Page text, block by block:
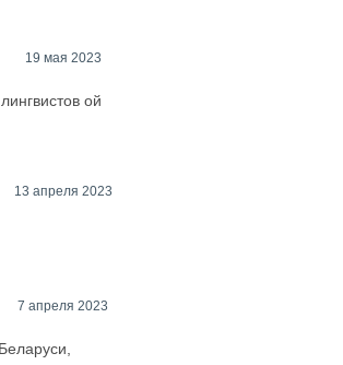
19 мая 2023
ой
13 апреля 2023
7 апреля 2023